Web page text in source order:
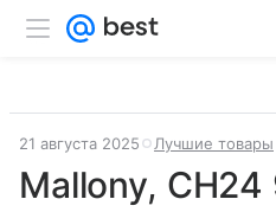
21 августа 2025 Лучшие товары
Mallony,